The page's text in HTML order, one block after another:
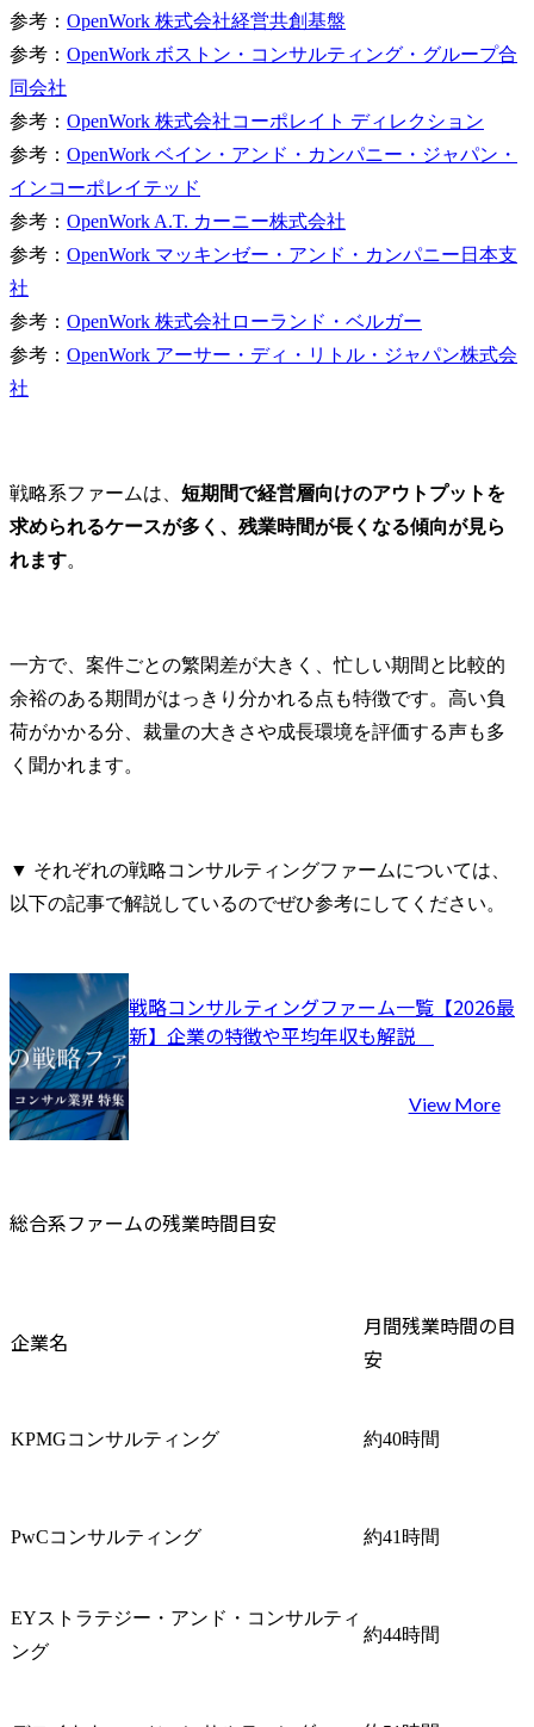
参考： OpenWork 株式会社経営共創基盤
参考： OpenWork ボストン・コンサルティング・グループ合
同会社
参考： OpenWork 株式会社コーポレイト ディレクション
参考： OpenWork ベイン・アンド・カンパニー・ジャパン・
インコーポレイテッド
参考： OpenWork A.T. カーニー株式会社
参考： OpenWork マッキンゼー・アンド・カンパニー日本支
社
参考： OpenWork 株式会社ローランド・ベルガー
参考： OpenWork アーサー・ディ・リトル・ジャパン株式会
社
戦略系ファームは、 短期間で経営層向けのアウトプットを
求められるケースが多く、残業時間が長くなる傾向が見ら
れます。
一方で、案件ごとの繁閑差が大きく、忙しい期間と比較的
余裕のある期間がはっきり分かれる点も特徴です。高い負
荷がかかる分、裁量の大きさや成長環境を評価する声も多
く聞かれます。
▼ それぞれの戦略コンサルティングファームについては、
以下の記事で解説しているのでぜひ参考にしてください。
戦略コンサルティングファーム一覧【2026最
View More
総合系ファームの残業時間目安
企業名
月間残業時間の目
安
KPMGコンサルティング 約40時間
PwCコンサルティング 約41時間
EYストラテジー・アンド・コンサルティ
ング
約44時間